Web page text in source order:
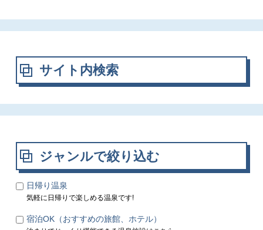
サイト内検索
ジャンルで絞り込む
日帰り温泉
気軽に日帰りで楽しめる温泉です!
宿泊OK（おすすめの旅館、ホテル）